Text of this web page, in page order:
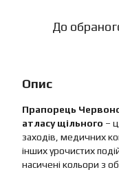
До
Опис
Прапорець
атласу щільного –
заходів, медичних
інших урочистих
насичені кольори з